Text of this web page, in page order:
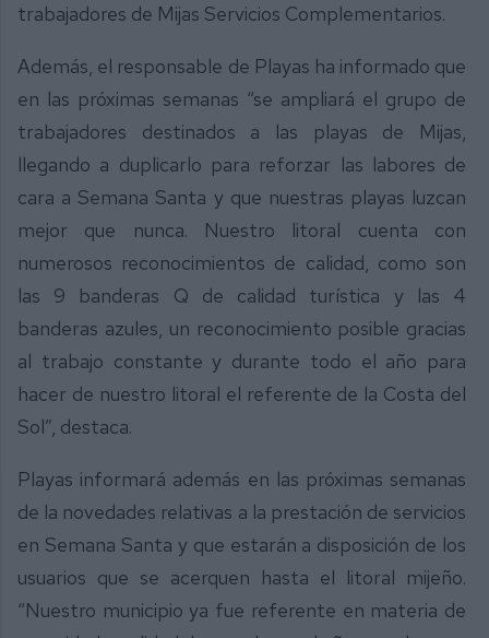
trabajadores de Mijas Servicios Complementarios.
Además, el responsable de Playas ha informado que
en las próximas semanas “se ampliará el grupo de
trabajadores destinados a las playas de Mijas,
llegando a duplicarlo para reforzar las labores de
cara a Semana Santa y que nuestras playas luzcan
mejor que nunca. Nuestro litoral cuenta con
numerosos reconocimientos de calidad, como son
las 9 banderas Q de calidad turística y las 4
banderas azules, un reconocimiento posible gracias
al trabajo constante y durante todo el año para
hacer de nuestro litoral el referente de la Costa del
Sol”, destaca.
Playas informará además en las próximas semanas
de la novedades relativas a la prestación de servicios
en Semana Santa y que estarán a disposición de los
usuarios que se acerquen hasta el litoral mijeño.
“Nuestro municipio ya fue referente en materia de